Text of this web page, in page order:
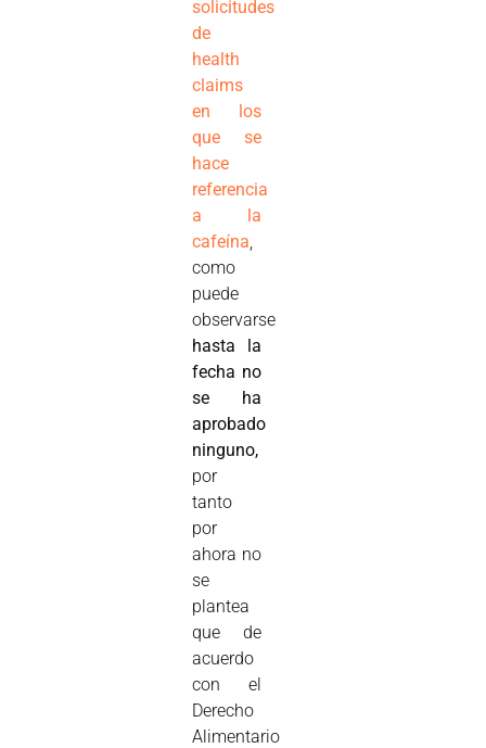
solicitudes
de
health
claims
en los
que se
hace
referencia
a la
cafeína,
como
puede
observarse
hasta la
fecha no
se ha
aprobado
ninguno,
por
tanto
por
ahora no
se
plantea
que de
acuerdo
con el
Derecho
Alimentario